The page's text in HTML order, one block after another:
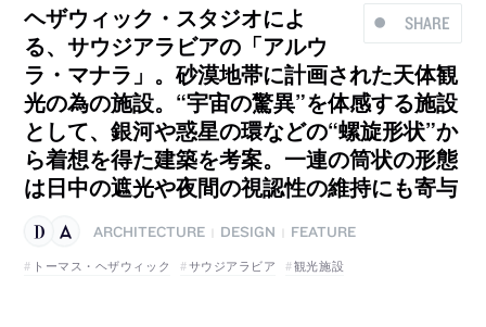
SHARE
ヘザウィック・スタジオによ
る、サウジアラビアの「アルウ
ラ・マナラ」。砂漠地帯に計画された天体観
光の為の施設。“宇宙の驚異”を体感する施設
として、銀河や惑星の環などの“螺旋形状”か
ら着想を得た建築を考案。一連の筒状の形態
は日中の遮光や夜間の視認性の維持にも寄与
ARCHITECTURE DESIGN
FEATURE
トーマス・ヘザウィック
サウジアラビア 観光施設